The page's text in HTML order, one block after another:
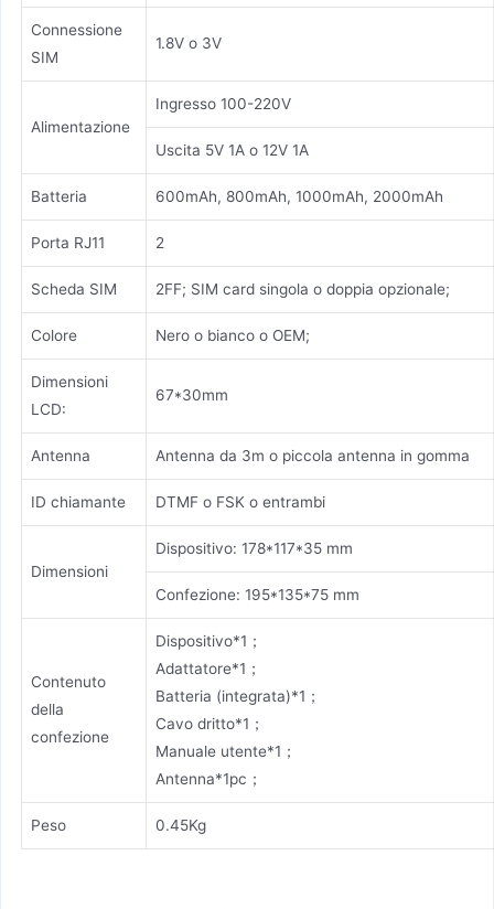
Connessione
SIM
1.8V o 3V
Alimentazione
Ingresso 100-220V
Uscita 5V 1A o 12V 1A
Batteria 600mAh, 800mAh, 1000mAh, 2000mAh
Porta RJ11 2
Scheda SIM 2FF; SIM card singola o doppia opzionale;
Colore Nero o bianco o OEM;
Dimensioni
LCD:
67*30mm
Antenna Antenna da 3m o piccola antenna in gomma
ID chiamante DTMF o FSK o entrambi
Dimensioni
Dispositivo: 178*117*35 mm
Confezione: 195*135*75 mm
Contenuto
della
confezione
Dispositivo*1；
Adattatore*1；
Batteria (integrata)*1；
Cavo dritto*1；
Manuale utente*1；
Antenna*1pc；
Peso 0.45Kg